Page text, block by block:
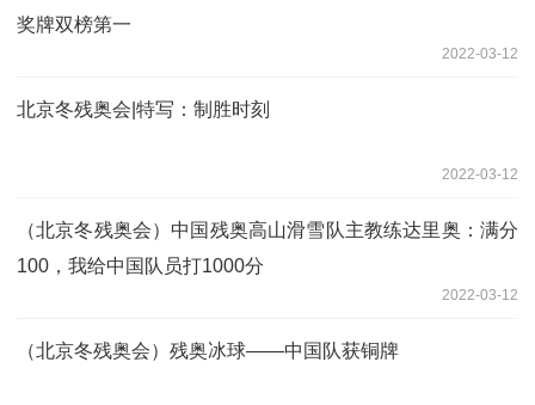
奖牌双榜第一
2022-03-12
北京冬残奥会|特写：制胜时刻
2022-03-12
（北京冬残奥会）中国残奥高山滑雪队主教练达里奥：满分
100，我给中国队员打1000分
2022-03-12
（北京冬残奥会）残奥冰球——中国队获铜牌